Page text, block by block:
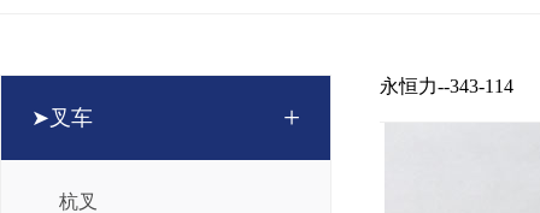
➤叉车 +
杭叉
永恒力--343-114